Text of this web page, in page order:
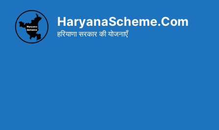
content
HaryanaScheme.Com
हरियाणा सरकार की योजनाएँ